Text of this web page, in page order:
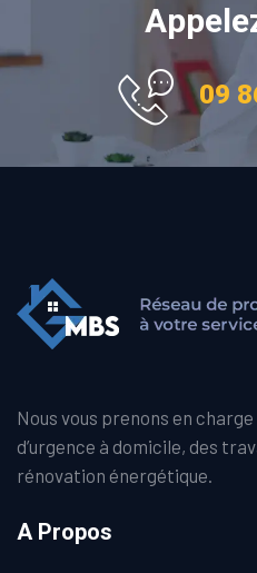
09
Nous vous prenons en
d’urgence à domicile, des
rénovation énergétique.
A Propos